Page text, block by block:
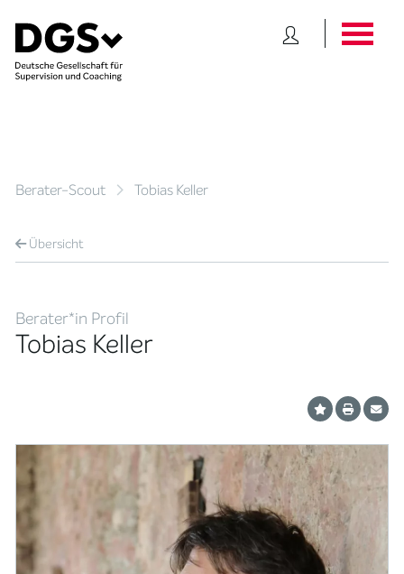
Berater-Scout Tobias Keller
Übersicht
Berater*in Profil
Tobias Keller